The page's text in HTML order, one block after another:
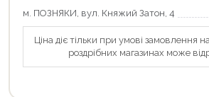
м. ПОЗНЯКИ, вул. Княжий Затон, 4
Ціна діє тільки при умові замовлення
роздрібних магазинах може